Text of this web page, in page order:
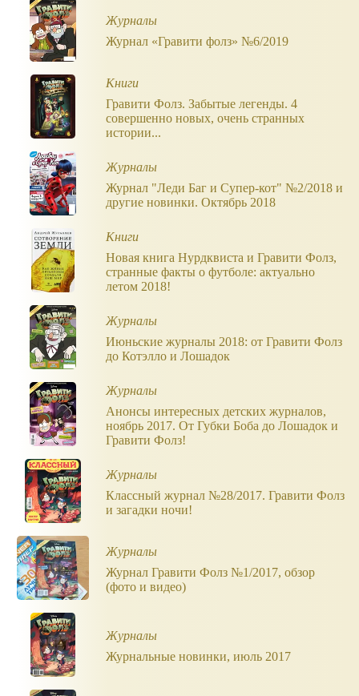
Журналы
Журнал «Гравити фолз» №6/2019
Книги
Гравити Фолз. Забытые легенды. 4
совершенно новых, очень странных
истории...
Журналы
Журнал "Леди Баг и Супер-кот" №2/2018 и
другие новинки. Октябрь 2018
Книги
Новая книга Нурдквиста и Гравити Фолз,
странные факты о футболе: актуально
летом 2018!
Журналы
Июньские журналы 2018: от Гравити Фолз
до Котэлло и Лошадок
Журналы
Анонсы интересных детских журналов,
ноябрь 2017. От Губки Боба до Лошадок и
Гравити Фолз!
Журналы
Классный журнал №28/2017. Гравити Фолз
и загадки ночи!
Журналы
Журнал Гравити Фолз №1/2017, обзор
(фото и видео)
Журналы
Журнальные новинки, июль 2017